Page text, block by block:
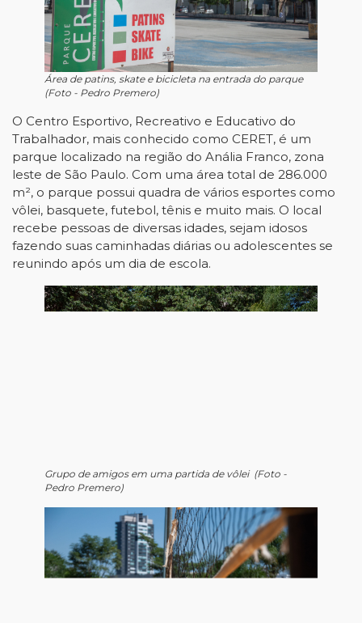
Área de patins, skate e bicicleta na entrada do parque
(Foto - Pedro Premero)
O Centro Esportivo, Recreativo e Educativo do
Trabalhador, mais conhecido como CERET, é um
parque localizado na região do Anália Franco, zona
leste de São Paulo. Com uma área total de 286.000
m², o parque possui quadra de vários esportes como
vôlei, basquete, futebol, tênis e muito mais. O local
recebe pessoas de diversas idades, sejam idosos
fazendo suas caminhadas diárias ou adolescentes se
reunindo após um dia de escola.
Grupo de amigos em uma partida de vôlei (Foto -
Pedro Premero)